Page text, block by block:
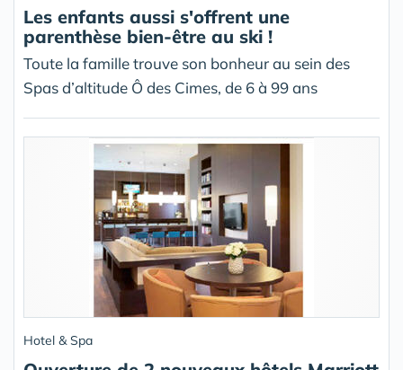
Les enfants aussi s'offrent une
parenthèse bien-être au ski !
Toute la famille trouve son bonheur au sein des
Spas d’altitude Ô des Cimes, de 6 à 99 ans
Hotel & Spa